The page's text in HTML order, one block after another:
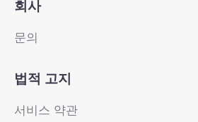
회사
문의
법적 고지
서비스 약관